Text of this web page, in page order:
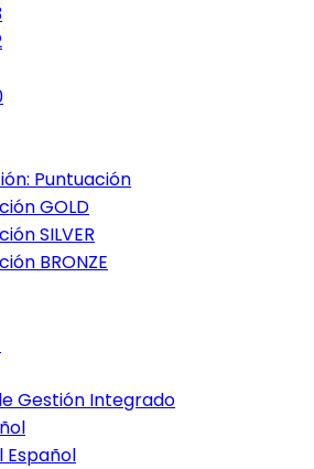
Puntuación
GOLD
SILVER
BRONZE
Gestión Integrado
Español